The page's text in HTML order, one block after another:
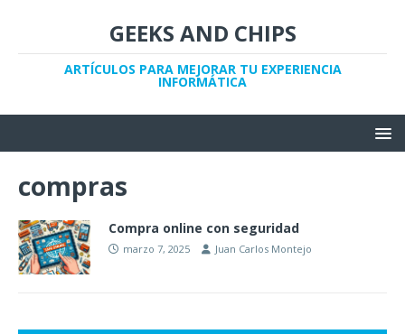
GEEKS AND CHIPS
ARTÍCULOS PARA MEJORAR TU EXPERIENCIA
INFORMÁTICA
compras
Compra online con seguridad
marzo 7, 2025 Juan Carlos Montejo